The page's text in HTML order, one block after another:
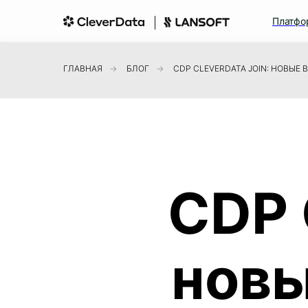
ГЛАВНАЯ → БЛОГ → CDP CLEVERDATA JOIN: